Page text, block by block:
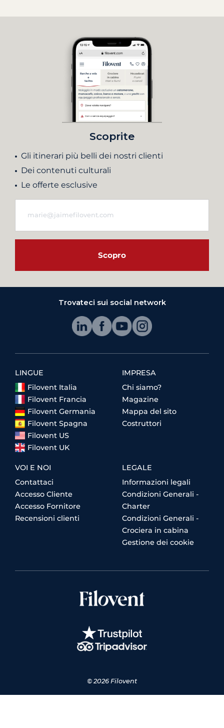
Scoprite
Gli itinerari più belli dei nostri clienti
Dei contenuti culturali
Le offerte esclusive
Scopro
Trovateci sui social network
LINGUE
Filovent Italia
Filovent Francia
Filovent Germania
Filovent Spagna
Filovent US
Filovent UK
IMPRESA
Chi siamo?
Magazine
Mappa del sito
Costruttori
VOI E NOI
Contattaci
Accesso Cliente
Accesso Fornitore
Recensioni clienti
LEGALE
Informazioni legali
Condizioni Generali -
Charter
Condizioni Generali -
Crociera in cabina
Gestione dei cookie
© 2026 Filovent